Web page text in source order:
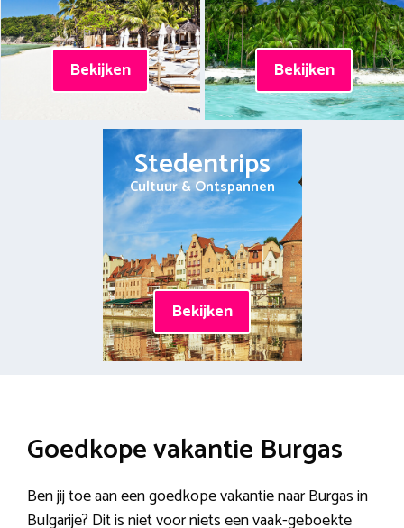
Bekijken Bekijken
Stedentrips
Cultuur & Ontspannen
Bekijken
Goedkope vakantie Burgas
Ben jij toe aan een goedkope vakantie naar Burgas in
Bulgarije? Dit is niet voor niets een vaak-geboekte